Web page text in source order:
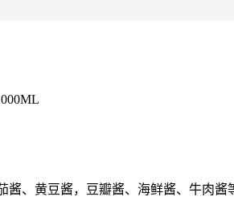
酱、黄豆酱，豆瓣酱、海鲜酱、牛肉酱